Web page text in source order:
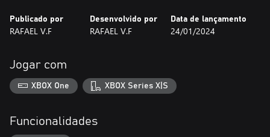
Publicado por
RAFAEL V.F
Desenvolvido por
RAFAEL V.F
Data de lançamento
24/01/2024
Jogar com
XBOX One XBOX Series X|S
Funcionalidades